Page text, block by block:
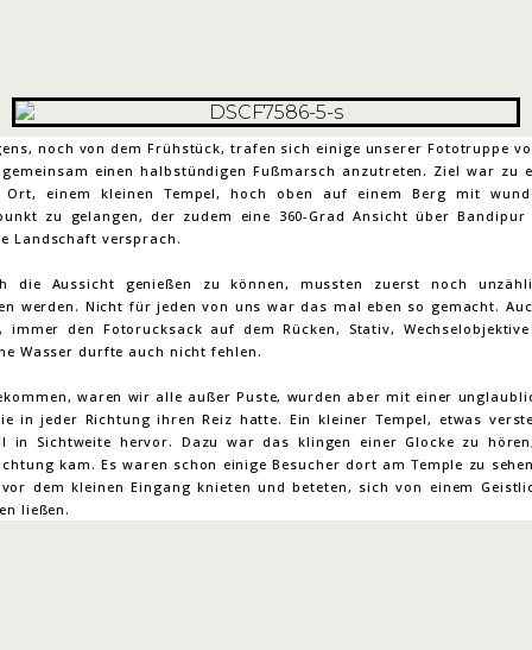
noch von dem Frühstück, trafen sich einige unserer Fototruppe
einen halbstündigen Fußmarsch anzutreten. Ziel war zu
Ort, einem kleinen Tempel, hoch oben auf einem Berg mit
zu gelangen, der zudem eine 360-Grad Ansicht über Bandipur
Landschaft versprach.
die Aussicht genießen zu können, mussten zuerst noch
werden. Nicht für jeden von uns war das mal eben so gemacht.
immer den Fotorucksack auf dem Rücken, Stativ,
Wasser durfte auch nicht fehlen.
waren wir alle außer Puste, wurden aber mit einer
in jeder Richtung ihren Reiz hatte. Ein kleiner Tempel, etwas
in Sichtweite hervor. Dazu war das klingen einer Glocke zu
kam. Es waren schon einige Besucher dort am Temple zu
dem kleinen Eingang knieten und beteten, sich von einem
ließen.